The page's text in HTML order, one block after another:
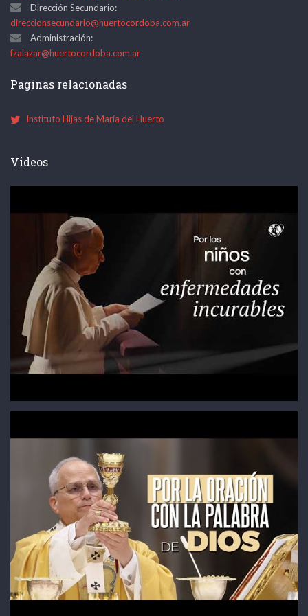
Dirección Secundario:
direccionsecundario@huertocordoba.com.ar
Administración:
fzalazar@huertocordoba.com.ar
Paginas relacionadas
Instituto Hijas de María del Huerto
Videos